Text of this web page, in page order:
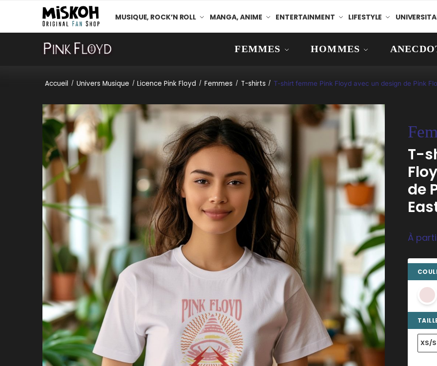
MUSIQUE, ROCK’N ROLL MANGA, ANIME ENTERTAINMENT LIFESTYLE
FEMMES HOMMES
Accueil / Univers Musique / Licence Pink Floyd / Femmes / T-shirts / T-shirt femme Pink Floyd avec un design de Pink
T-
de
À
XS/S